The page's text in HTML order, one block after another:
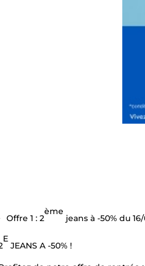
Offre 1 : 2
ème
jeans à -50% du
E
JEANS A -50% !